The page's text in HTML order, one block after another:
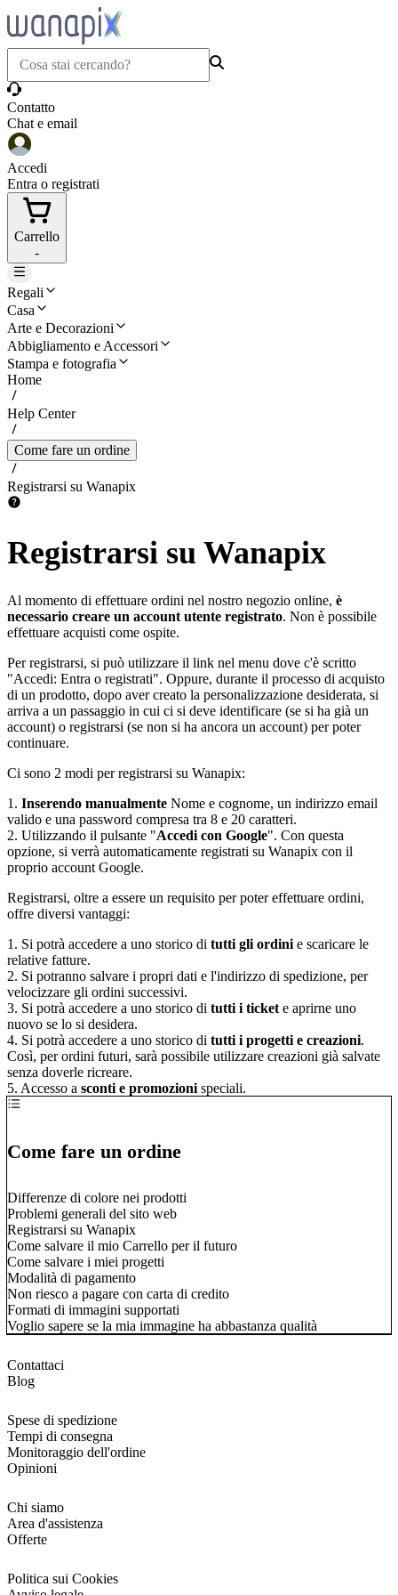
Contatto
Chat e email
Accedi
Entra o registrati
Carrello
-
Regali
Casa
Arte e Decorazioni
Abbigliamento e Accessori
Stampa e fotografia
Home
Help Center
Come fare un ordine
Registrarsi su Wanapix
Registrarsi su Wanapix
Al momento di effettuare ordini nel nostro negozio online, è
necessario creare un account utente registrato. Non è possibile
effettuare acquisti come ospite.
Per registrarsi, si può utilizzare il link nel menu dove c'è scritto
"Accedi: Entra o registrati". Oppure, durante il processo di acquisto
di un prodotto, dopo aver creato la personalizzazione desiderata, si
arriva a un passaggio in cui ci si deve identificare (se si ha già un
account) o registrarsi (se non si ha ancora un account) per poter
continuare.
Ci sono 2 modi per registrarsi su Wanapix:
1. Inserendo manualmente Nome e cognome, un indirizzo email
valido e una password compresa tra 8 e 20 caratteri.
2. Utilizzando il pulsante "Accedi con Google". Con questa
opzione, si verrà automaticamente registrati su Wanapix con il
proprio account Google.
Registrarsi, oltre a essere un requisito per poter effettuare ordini,
offre diversi vantaggi:
1. Si potrà accedere a uno storico di tutti gli ordini e scaricare le
relative fatture.
2. Si potranno salvare i propri dati e l'indirizzo di spedizione, per
velocizzare gli ordini successivi.
3. Si potrà accedere a uno storico di tutti i ticket e aprirne uno
nuovo se lo si desidera.
4. Si potrà accedere a uno storico di tutti i progetti e creazioni.
Così, per ordini futuri, sarà possibile utilizzare creazioni già salvate
senza doverle ricreare.
5. Accesso a sconti e promozioni speciali.
Come fare un ordine
Differenze di colore nei prodotti
Problemi generali del sito web
Registrarsi su Wanapix
Come salvare il mio Carrello per il futuro
Come salvare i miei progetti
Modalità di pagamento
Non riesco a pagare con carta di credito
Formati di immagini supportati
Voglio sapere se la mia immagine ha abbastanza qualità
Contattaci
Blog
Spese di spedizione
Tempi di consegna
Monitoraggio dell'ordine
Opinioni
Chi siamo
Area d'assistenza
Offerte
Politica sui Cookies